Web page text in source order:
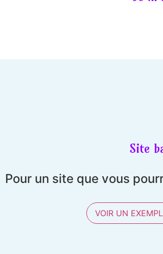
Site
Pour un site que vous
VOIR UN